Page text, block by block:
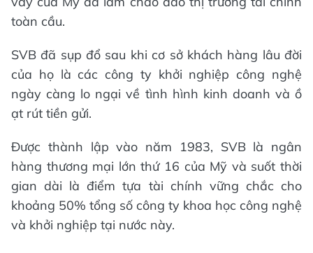
toàn cầu.
SVB đã sụp đổ sau khi cơ sở khách hàng lâu đời
của họ là các công ty khởi nghiệp công nghệ
ngày càng lo ngại về tình hình kinh doanh và ồ
ạt rút tiền gửi.
Được thành lập vào năm 1983, SVB là ngân
hàng thương mại lớn thứ 16 của Mỹ và suốt thời
gian dài là điểm tựa tài chính vững chắc cho
khoảng 50% tổng số công ty khoa học công nghệ
và khởi nghiệp tại nước này.